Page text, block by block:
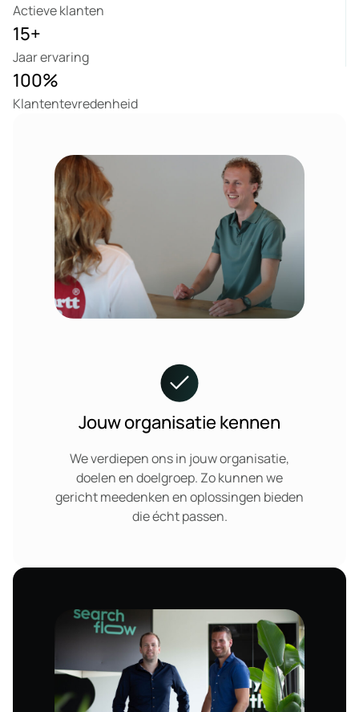
Actieve klanten
Jaar ervaring
15+
Klantentevredenheid
100%
Jouw organisatie kennen
We verdiepen ons in jouw organisatie,
doelen en doelgroep. Zo kunnen we
gericht meedenken en oplossingen bieden
die écht passen.